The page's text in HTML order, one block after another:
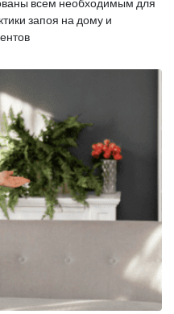
всем необходимым для
запоя на дому и